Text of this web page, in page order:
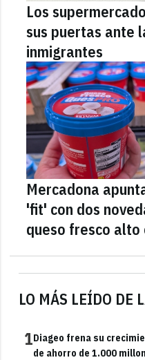
LO MÁS LEÍDO DE
1Diageo frena su
de ahorro de 1.000
Los
sus puertas ante
inmigrantes
Mercadona
'fit' con dos
queso fresco alto